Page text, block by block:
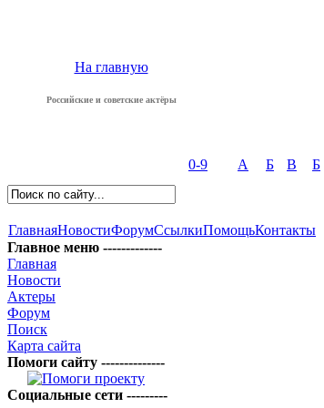
На главную
Российские и советские актёры
0-9 А Б В Б
ГлавнаяНовостиФорумСсылкиПомощьКонтакты
Главное меню -------------
Главная
Новости
Актеры
Форум
Поиск
Карта сайта
Помоги сайту --------------
Социальные сети ---------